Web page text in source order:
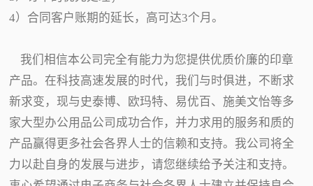
4）合同客户账期的延长，高可达3个月。
我们相信本公司完全有能力为您提供优质价廉的印章
产品。在科技高速发展的时代，我们与时俱进，不断求
新求变，现与史泰博、欧玛特、易优百、施美文怡等多
家大型办公用品公司成功合作，并力求用的服务和质的
产品赢得更多社会各界人士的信赖和支持。我公司将全
力以赴自身的发展与进步，请您继续给予关注和支持。